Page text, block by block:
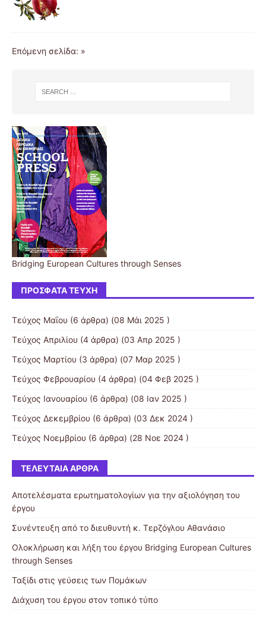
Επόμενη σελίδα: »
Bridging European Cultures through Senses
ΠΡΌΣΦΑΤΑ ΤΕΎΧΗ
Τεύχος Μαΐου (6 άρθρα) (08 Μάι 2025 )
Τεύχος Απριλίου (4 άρθρα) (03 Απρ 2025 )
Τεύχος Μαρτίου (3 άρθρα) (07 Μαρ 2025 )
Τεύχος Φεβρουαρίου (4 άρθρα) (04 Φεβ 2025 )
Τεύχος Ιανουαρίου (6 άρθρα) (08 Ιαν 2025 )
Τεύχος Δεκεμβρίου (6 άρθρα) (03 Δεκ 2024 )
Τεύχος Νοεμβρίου (6 άρθρα) (28 Νοε 2024 )
ΤΕΛΕΥΤΑΊΑ ΆΡΘΡΑ
Αποτελέσματα ερωτηματολογίων για την αξιολόγηση του
έργου
Συνέντευξη από το διευθυντή κ. Τερζόγλου Αθανάσιο
Ολοκλήρωση και λήξη του έργου Bridging European Cultures
through Senses
Ταξίδι στις γεύσεις των Πομάκων
Διάχυση του έργου στον τοπικό τύπο